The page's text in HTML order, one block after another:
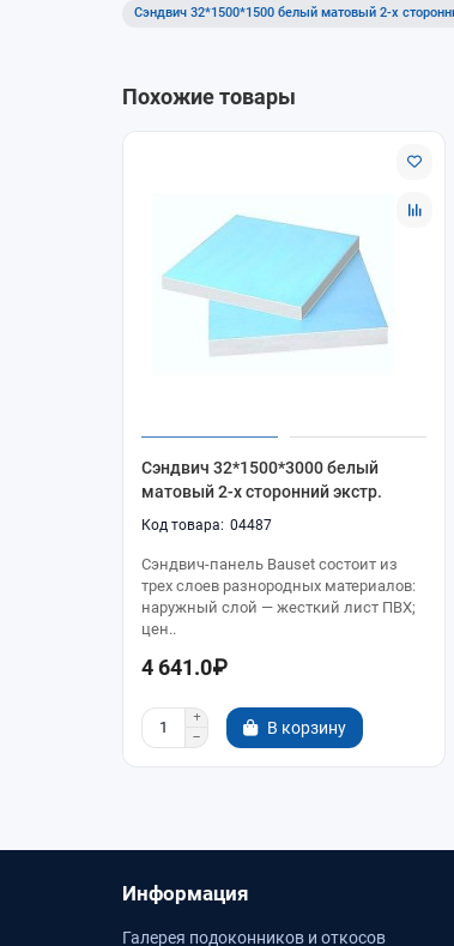
Сэндвич 32*1500*1500 белый матовый 2-х
Похожие товары
Сэндвич 32*1500*3000 белый
матовый 2-х сторонний экстр.
04487
Сэндвич-панель Bauset состоит из
трех слоев разнородных материалов:
наружный слой — жесткий лист ПВХ;
цен..
4 641.0₽
В корзину
Информация
Галерея подоконников и откосов